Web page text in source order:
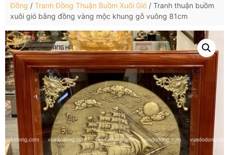
Đồng / Tranh Đồng Thuận Buồm Xuôi Gió / Tranh thuận buồm
xuôi gió bằng đồng vàng mộc khung gỗ vuông 81cm